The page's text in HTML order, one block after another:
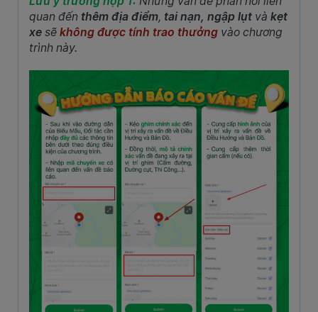
quan đến thêm địa điểm, tai nạn, ngập lụt và kẹt
xe sẽ không được tính trao thưởng vào chương
trình này.